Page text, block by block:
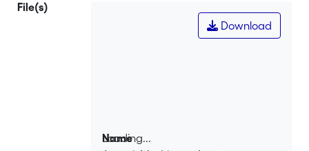
File(s)
Loading...
Download
Name